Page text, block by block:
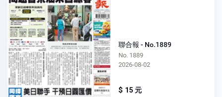
聯合報 - No.1889
No. 1889
2026-08-02
$ 15 元